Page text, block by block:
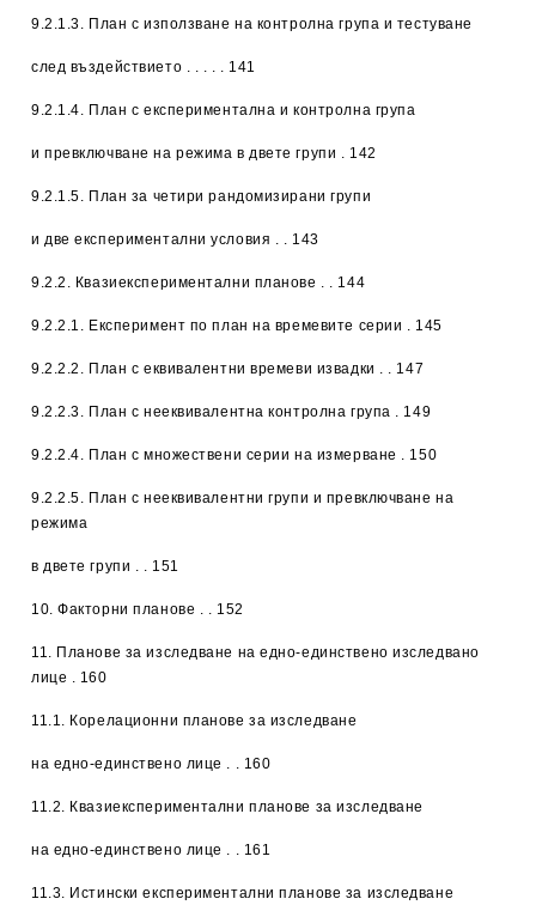
9.2.1.3. План с използване на контролна група и тестуване
след въздействието . . . . . 141
9.2.1.4. План с експериментална и контролна група
и превключване на режима в двете групи . 142
9.2.1.5. План за четири рандомизирани групи
и две експериментални условия . . 143
9.2.2. Квазиекспериментални планове . . 144
9.2.2.1. Експеримент по план на времевите серии . 145
9.2.2.2. План с еквивалентни времеви извадки . . 147
9.2.2.3. План с нееквивалентна контролна група . 149
9.2.2.4. План с множествени серии на измерване . 150
9.2.2.5. План с нееквивалентни групи и превключване на
режима
в двете групи . . 151
10. Факторни планове . . 152
11. Планове за изследване на едно-единствено изследвано
лице . 160
11.1. Корелационни планове за изследване
на едно-единствено лице . . 160
11.2. Квазиекспериментални планове за изследване
на едно-единствено лице . . 161
11.3. Истински експериментални планове за изследване